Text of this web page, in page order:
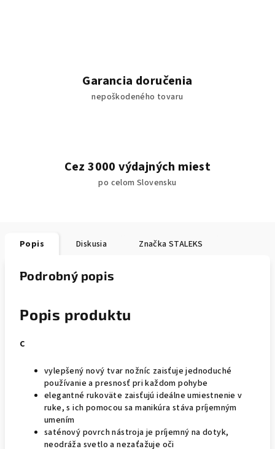
Garancia doručenia
nepoškodeného tovaru
Cez 3000 výdajných miest
po celom Slovensku
Popis Diskusia Značka STALEKS
Podrobný popis
Popis produktu
C
vylepšený nový tvar nožníc zaisťuje jednoduché
používanie a presnosť pri každom pohybe
elegantné rukoväte zaisťujú ideálne umiestnenie v
ruke, s ich pomocou sa manikúra stáva príjemným
umením
saténový povrch nástroja je príjemný na dotyk,
neodráža svetlo a nezaťažuje oči